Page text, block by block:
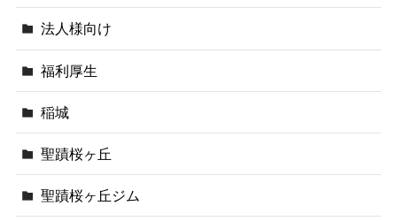
法人様向け
福利厚生
稲城
聖蹟桜ヶ丘
聖蹟桜ヶ丘ジム